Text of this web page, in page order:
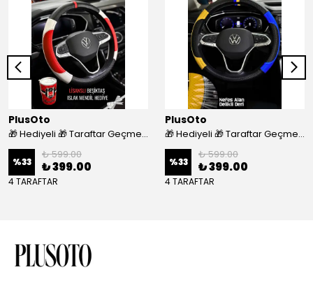
PlusOto
🎁 Hediyeli 🎁 Taraftar Geçmeli Direksiyon Kılıfı - BEŞİKTAŞ
%33
₺ 599.00
₺ 399.00
4 TARAFTAR
PlusOto
🎁 Hediyeli 🎁 Taraftar Geçmeli Direksiyon Kılıfı - FENERBAHÇE
%33
₺ 599.00
₺ 399.00
4 TARAFTAR